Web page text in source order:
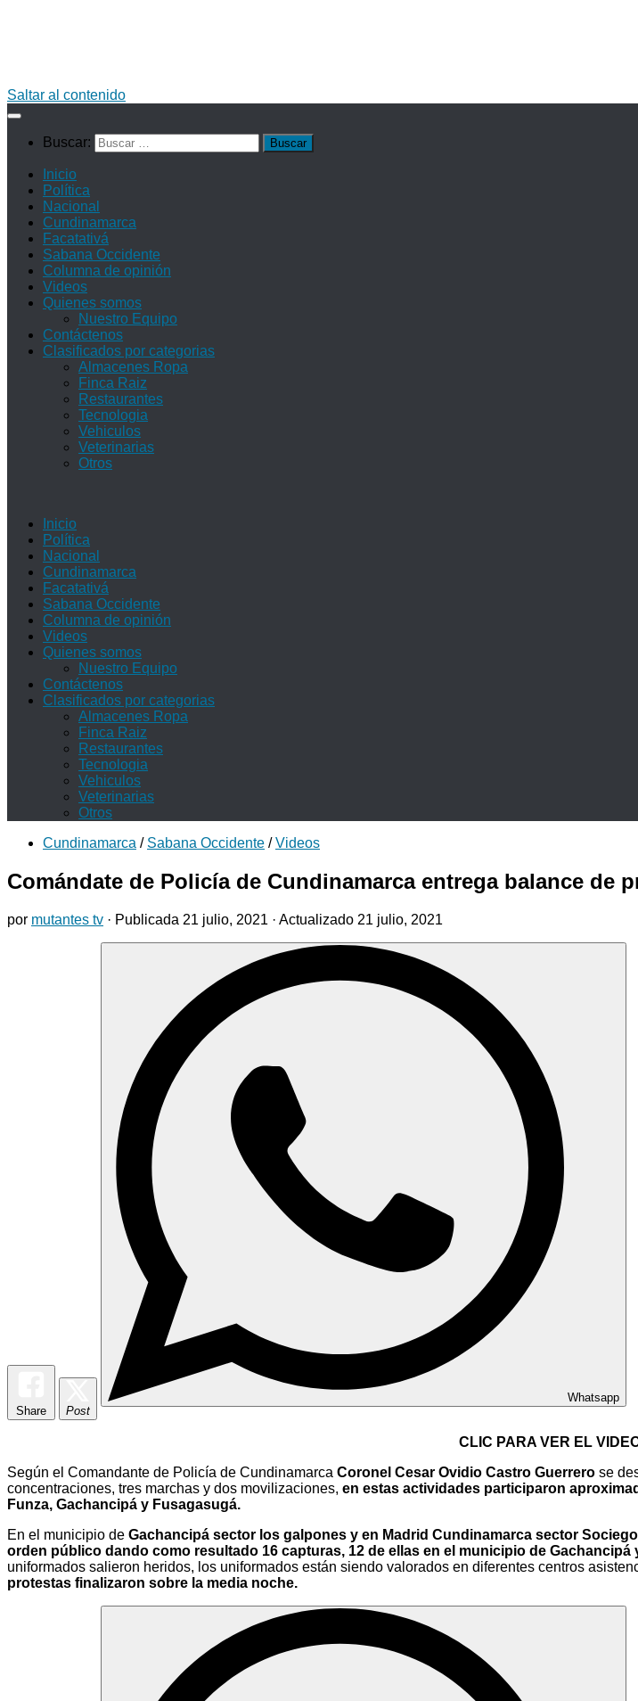
Saltar al contenido
Buscar:
Inicio
Política
Nacional
Cundinamarca
Facatativá
Sabana Occidente
Columna de opinión
Videos
Quienes somos
Nuestro Equipo
Contáctenos
Clasificados por categorias
Almacenes Ropa
Finca Raiz
Restaurantes
Tecnologia
Vehiculos
Veterinarias
Otros
Inicio
Política
Nacional
Cundinamarca
Facatativá
Sabana Occidente
Columna de opinión
Videos
Quienes somos
Nuestro Equipo
Contáctenos
Clasificados por categorias
Almacenes Ropa
Finca Raiz
Restaurantes
Tecnologia
Vehiculos
Veterinarias
Otros
Cundinamarca / Sabana Occidente / Videos
Comándate de Policía de Cundinamarca entrega balance de
por mutantes tv · Publicada 21 julio, 2021 · Actualizado 21 julio, 2021
Share Post
Whatsapp
CLIC PARA VER EL
Según el Comandante de Policía de Cundinamarca Coronel Cesar Ovidio Castro Guerrero se
concentraciones, tres marchas y dos movilizaciones, en estas actividades participaron
Funza, Gachancipá y Fusagasugá.
En el municipio de Gachancipá sector los galpones y en Madrid Cundinamarca sector
orden público dando como resultado 16 capturas, 12 de ellas en el municipio de
uniformados salieron heridos, los uniformados están siendo valorados en diferentes centros
protestas finalizaron sobre la media noche.